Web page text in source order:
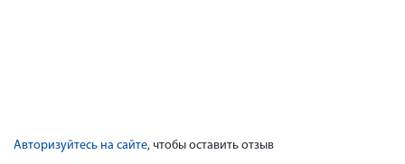
Авторизуйтесь на сайте, чтобы оставить отзыв